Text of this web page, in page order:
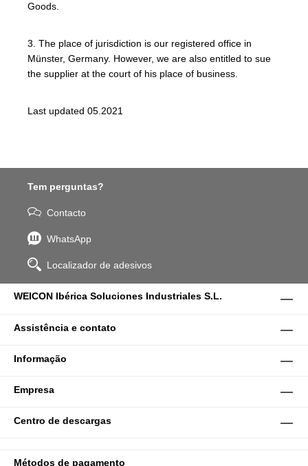
Goods.
3. The place of jurisdiction is our registered office in
Münster, Germany. However, we are also entitled to sue
the supplier at the court of his place of business.
Last updated 05.2021
Tem perguntas?
Contacto
WhatsApp
Localizador de adesivos
WEICON Ibérica Soluciones Industriales S.L.
Assistência e contato
Informação
Empresa
Centro de descargas
Métodos de pagamento